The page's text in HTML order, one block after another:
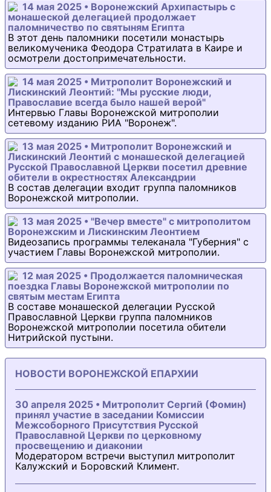
14 мая 2025 • Воронежский Архипастырь с
монашеской делегацией продолжает
паломничество по святыням Египта
В этот день паломники посетили монастырь
великомученика Феодора Стратилата в Каире и
осмотрели достопримечательности.
14 мая 2025 • Митрополит Воронежский и
Лискинский Леонтий: "Мы русские люди,
Православие всегда было нашей верой"
Интервью Главы Воронежской митрополии
сетевому изданию РИА "Воронеж".
13 мая 2025 • Митрополит Воронежский и
Лискинский Леонтий с монашеской делегацией
Русской Православной Церкви посетил древние
обители в окрестностях Александрии
В состав делегации входит группа паломников
Воронежской митрополии.
13 мая 2025 • "Вечер вместе" с митрополитом
Воронежским и Лискинским Леонтием
Видеозапись программы телеканала "Губерния" с
участием Главы Воронежской митрополии.
12 мая 2025 • Продолжается паломническая
поездка Главы Воронежской митрополии по
святым местам Египта
В составе монашеской делегации Русской
Православной Церкви группа паломников
Воронежской митрополии посетила обители
Нитрийской пустыни.
НОВОСТИ ВОРОНЕЖСКОЙ ЕПАРХИИ
30 апреля 2025 • Митрополит Сергий (Фомин)
принял участие в заседании Комиссии
Межсоборного Присутствия Русской
Православной Церкви по церковному
просвещению и диаконии
Модератором встречи выступил митрополит
Калужский и Боровский Климент.